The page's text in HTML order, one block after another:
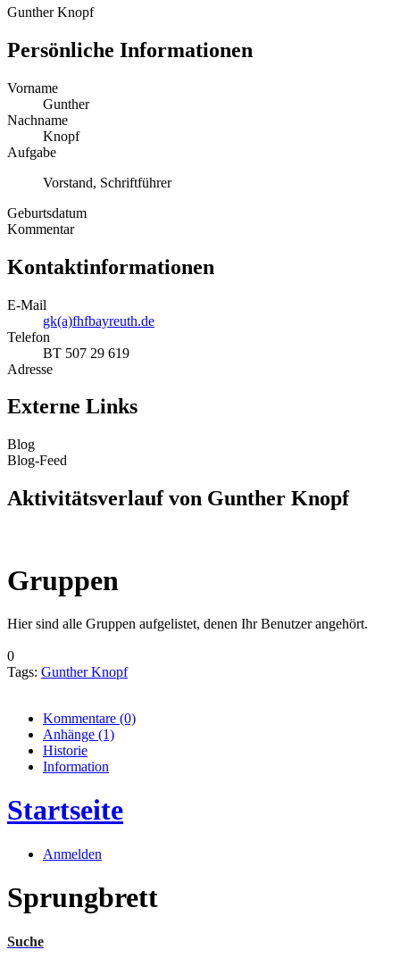
Gunther Knopf
Persönliche Informationen
Vorname
Gunther
Nachname
Knopf
Aufgabe
Vorstand, Schriftführer
Geburtsdatum
Kommentar
Kontaktinformationen
E-Mail
gk(a)fhfbayreuth.de
Telefon
BT 507 29 619
Adresse
Externe Links
Blog
Blog-Feed
Aktivitätsverlauf von Gunther Knopf
Gruppen
Hier sind alle Gruppen aufgelistet, denen Ihr Benutzer angehört.
0
Tags: Gunther Knopf
Kommentare (0)
Anhänge (1)
Historie
Information
Startseite
Anmelden
Sprungbrett
Suche